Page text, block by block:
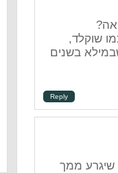
בשנים